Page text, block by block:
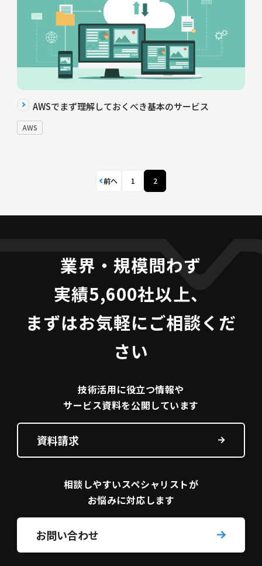
AWSでまず理解しておくべき基本のサービス
AWS
前へ 1 2
業界・規模問わず
実績5,600社以上、
まずはお気軽にご相談くだ
さい
技術活用に役立つ情報や
サービス資料を公開しています
資料請求
相談しやすいスペシャリストが
お悩みに対応します
お問い合わせ